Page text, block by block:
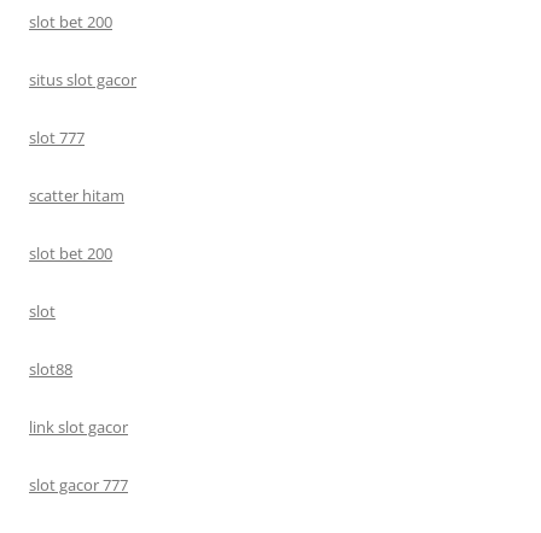
slot bet 200
situs slot gacor
slot 777
scatter hitam
slot bet 200
slot
slot88
link slot gacor
slot gacor 777